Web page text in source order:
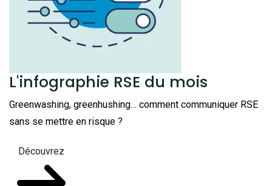
L'infographie RSE du mois
Greenwashing, greenhushing… comment communiquer RSE
sans se mettre en risque ?
Découvrez